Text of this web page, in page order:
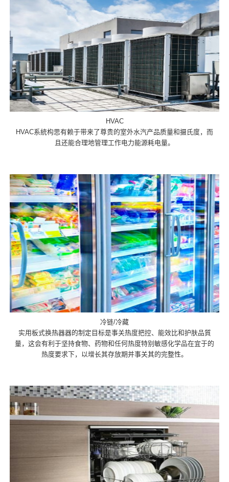
HVAC
HVAC系統构思有赖于带来了尊贵的室外水汽产品质量和摄氏度，而
且还能合理地管理工作电力能源耗电量。
冷链/冷藏
实用板式换热器器的制定目标是事关热度把控、能效比和护肤品質
量，这会有利于坚持食物、药物和任何热度特别敏感化学品在宜于的
热度要求下，以增长其存放期并事关其的完整性。